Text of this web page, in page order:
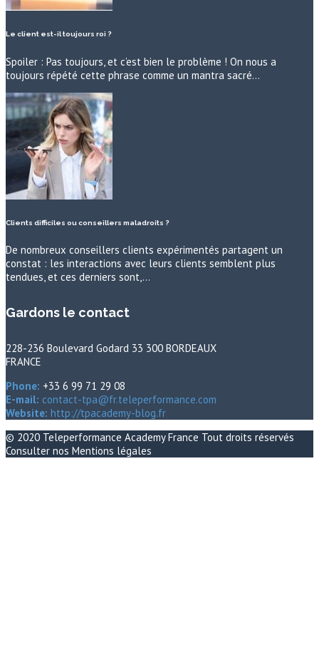
Le client est-il toujours roi ?
Spoiler : Pas toujours, et c’est bien le problème ! On nous a
toujours répété cette phrase comme un mantra sacré…
Clients difficiles ou conseillers maladroits ?
De nombreux conseillers clients expérimentés partagent un
constat : les interactions avec leurs clients semblent plus
tendues, et ces derniers sont,…
Gardons le contact
228-236 Boulevard Godard 33 300 BORDEAUX
FRANCE
Phone: +33 6 99 71 29 08
E-mail: contact-tpa@fr.teleperformance.com
Website: http://tpacademy-blog.fr
© 2020 Teleperformance Academy France Tout droits réservés
Consulter nos Mentions légales